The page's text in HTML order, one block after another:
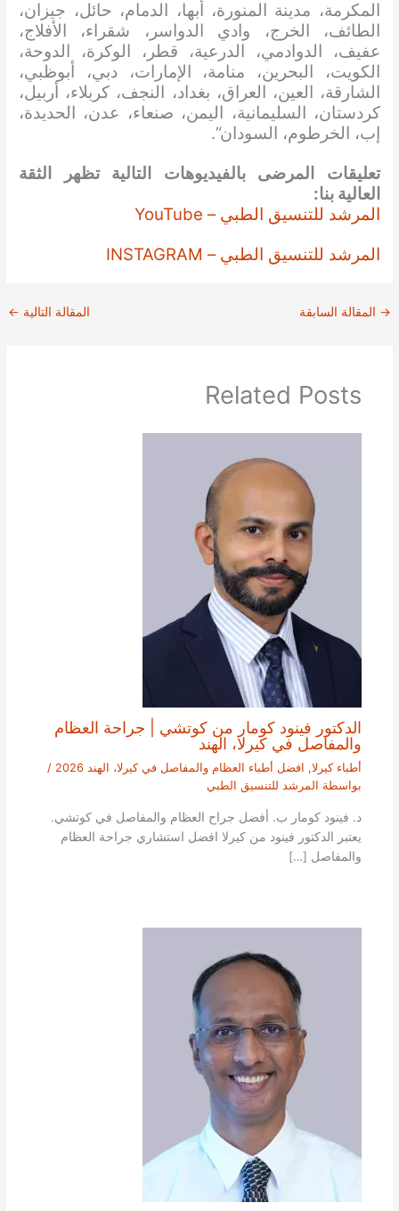
المكرمة، مدينة المنورة، أبها، الدمام، حائل، جيزان،
الطائف، الخرج، وادي الدواسر، شقراء، الأفلاج،
عفيف، الدوادمي، الدرعية، قطر، الوكرة، الدوحة،
الكويت، البحرين، منامة، الإمارات، دبي، أبوظبي،
الشارقة، العين، العراق، بغداد، النجف، كربلاء، أربيل،
كردستان، السليمانية، اليمن، صنعاء، عدن، الحديدة،
إب، الخرطوم، السودان”.
تعليقات المرضى بالفيديوهات التالية تظهر الثقة
العالية بنا:
المرشد للتنسيق الطبي – YouTube
المرشد للتنسيق الطبي – INSTAGRAM
→ المقالة السابقة المقالة التالية ←
Related Posts
الدكتور فينود كومار من كوتشي | جراحة العظام
والمفاصل في كيرلا، الهند
أطباء كيرلا, افضل أطباء العظام والمفاصل في كيرلا، الهند 2026
/
بواسطة المرشد للتنسيق الطبي
د. فينود كومار ب. أفضل جراح العظام والمفاصل في كوتشي.
يعتبر الدكتور فينود من كيرلا افضل استشاري جراحة العظام
والمفاصل […]